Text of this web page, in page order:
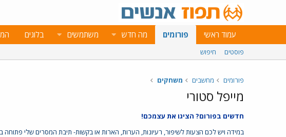
עמוד ראשי פורומים מה חדש משתמשים בלוגים
פוסטים חיפוש
פורומים מחשבים משחקים
מייפל סטורי
חדשים בפורום? הציגו את עצמכם!
במידה ויש לכם הצעות לשיפור, רעיונות, הערות, הארות או בקשות- תיבת המסרים שלי פתוחה